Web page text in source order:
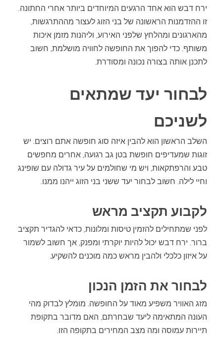
ירח דבש הוא אחד הרגעים המיוחדים ביותר אחרי החתונה.
זו ההזדמנות הראשונה של בני הזוג לעצור מההתרגשות,
מהארגונים ומהלחץ שלפני האירוע, וליהנות מזמן איכות
משותף. כדי להפוך את החופשה לחוויה מושלמת, חשוב
לתכנן אותה בצורה נכונה ומסודרת.
לבחור יעד שמתאים
לשניכם
השלב הראשון הוא להבין איזה סוג חופשה אתם רוצים. יש
זוגות שמעדיפים חופשת בטן גב רגועה, אחרים מחפשים
טבע והרפתקאות, ויש מי שחולמים על עיר גדולה עם שופינג
וחיי לילה. חשוב לבחור יעד ששני בני הזוג ייהנו ממנו.
לקבוע תקציב מראש
לפני שמתחילים להזמין טיסות ומלונות, כדאי להגדיר תקציב
ברור. ירח דבש יכול להיות יוקרתי ומפנק, אך חשוב לשמור
על איזון כלכלי ולהבין מראש כמה מוכנים להשקיע.
לבחור את הזמן הנכון
מזג האוויר משפיע מאוד על החופשה. מומלץ לבדוק מהי
העונה המתאימה ליעד שבחרתם, האם מדובר בתקופת
תיירות עמוסה ומה מצב המחירים בתקופה הזו.